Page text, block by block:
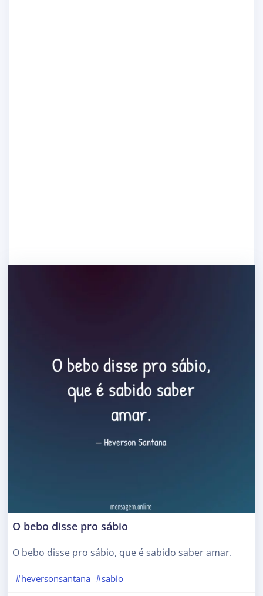
O bebo disse pro sábio
O bebo disse pro sábio, que é sabido saber amar.
#heversonsantana #sabio